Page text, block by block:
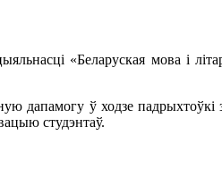
«Беларуская мова і
дапамогу ў ходзе падрыхтоўкі
студэнтаў.